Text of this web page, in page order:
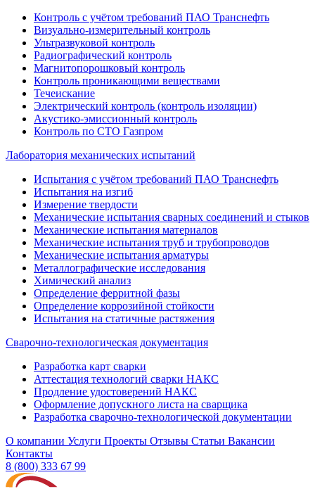
Контроль с учётом требований ПАО Транснефть
Визуально-измерительный контроль
Ультразвуковой контроль
Радиографический контроль
Магнитопорошковый контроль
Контроль проникающими веществами
Течеискание
Электрический контроль (контроль изоляции)
Акустико-эмиссионный контроль
Контроль по СТО Газпром
Лаборатория механических испытаний
Испытания с учётом требований ПАО Транснефть
Испытания на изгиб
Измерение твердости
Механические испытания сварных соединений и стыков
Механические испытания материалов
Механические испытания труб и трубопроводов
Механические испытания арматуры
Металлографические исследования
Химический анализ
Определение ферритной фазы
Определение коррозийной стойкости
Испытания на статичные растяжения
Сварочно-технологическая документация
Разработка карт сварки
Аттестация технологий сварки НАКС
Продление удостоверений НАКС
Оформление допускного листа на сварщика
Разработка сварочно-технологической документации
О компании Услуги Проекты Отзывы Статьи Вакансии
Контакты
8 (800) 333 67 99